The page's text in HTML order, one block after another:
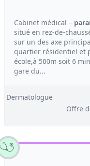
Cabinet médical –
situé en rez-de-
sur un des axe
quartier résidentiel et
école,à 500m soit 6
gare du...
Dermatologue
Offre